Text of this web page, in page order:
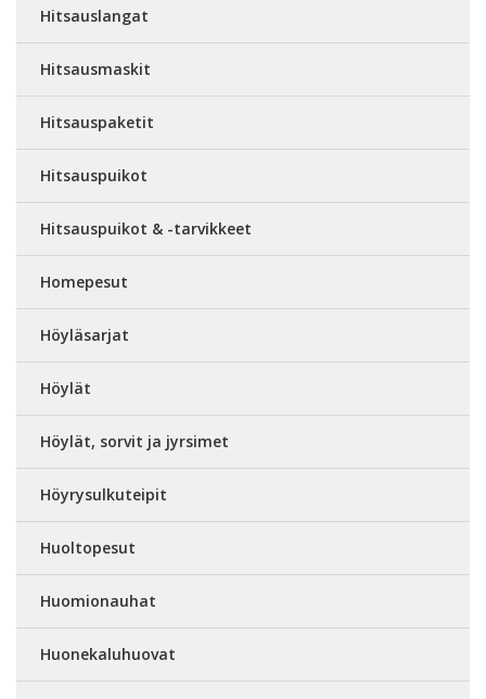
Hitsauslangat
Hitsausmaskit
Hitsauspaketit
Hitsauspuikot
Hitsauspuikot & -tarvikkeet
Homepesut
Höyläsarjat
Höylät
Höylät, sorvit ja jyrsimet
Höyrysulkuteipit
Huoltopesut
Huomionauhat
Huonekaluhuovat